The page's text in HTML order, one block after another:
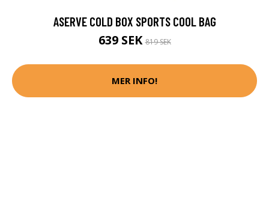
ASERVE COLD BOX SPORTS COOL BAG
639 SEK819 SEK
MER INFO!